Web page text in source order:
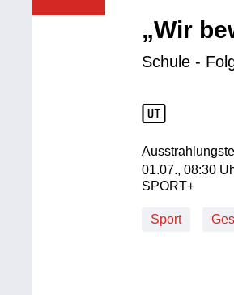
„Wir
Schule -
01. Juli, 08:30
01.07., 08:30
SPORT+
Sport